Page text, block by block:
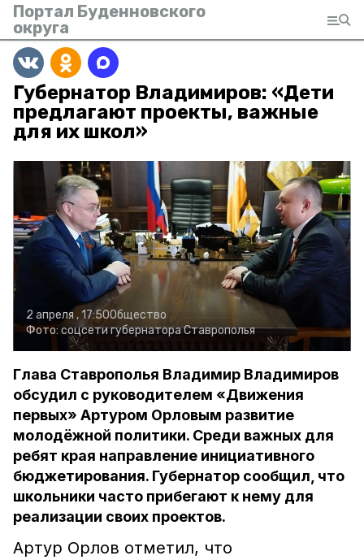
Портал Буденновского
округа
Губернатор Владимиров: «Дети
предлагают проекты, важные
для их школ»
2 апреля , 17:50Общество
Фото: соцсети губернатора Ставрополья
Глава Ставрополья Владимир Владимиров
обсудил с руководителем «Движения
первых» Артуром Орловым развитие
молодёжной политики. Среди важных для
ребят края направление инициативного
бюджетирования. Губернатор сообщил, что
школьники часто прибегают к нему для
реализации своих проектов.
Артур Орлов отметил, что